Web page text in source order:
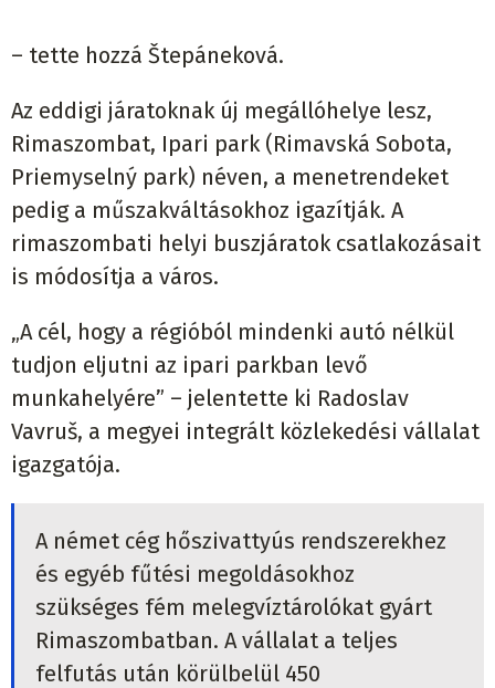
– tette hozzá Štepáneková.
Az eddigi járatoknak új megállóhelye lesz,
Rimaszombat, Ipari park (Rimavská Sobota,
Priemyselný park) néven, a menetrendeket
pedig a műszakváltásokhoz igazítják. A
rimaszombati helyi buszjáratok csatlakozásait
is módosítja a város.
„A cél, hogy a régióból mindenki autó nélkül
tudjon eljutni az ipari parkban levő
munkahelyére” – jelentette ki Radoslav
Vavruš, a megyei integrált közlekedési vállalat
igazgatója.
A német cég hőszivattyús rendszerekhez
és egyéb fűtési megoldásokhoz
szükséges fém melegvíztárolókat gyárt
Rimaszombatban. A vállalat a teljes
felfutás után körülbelül 450